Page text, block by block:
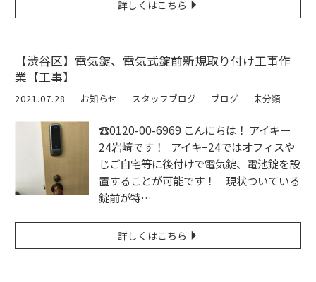
詳しくはこちら
【渋谷区】電気錠、電気式錠前新規取り付け工事作
業【工事】
2021.07.28 お知らせ スタッフブログ ブログ 未分類
☎︎0120-00-6969 こんにちは！ アイキー
24岩﨑です！ アイキ−24ではオフィスや
じご自宅等に後付けで電気錠、電池錠を設
置することが可能です！ 現状ついている
錠前が特…
詳しくはこちら